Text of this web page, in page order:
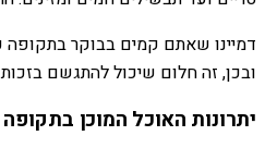
דמיינו שאתם קמים בבוקר בתקופה
ובכן, זה חלום שיכול להתגשם בזכות
יתרונות האוכל המוכן